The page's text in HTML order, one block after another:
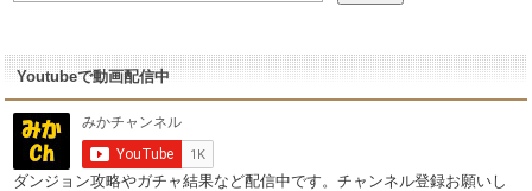
Youtubeで動画配信中
ダンジョン攻略やガチャ結果など配信中です。チャンネル登録お願いし